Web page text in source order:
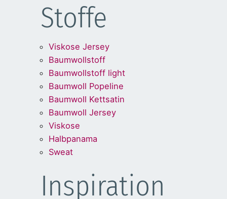
Stoffe
Viskose Jersey
Baumwollstoff
Baumwollstoff light
Baumwoll Popeline
Baumwoll Kettsatin
Baumwoll Jersey
Viskose
Halbpanama
Sweat
Inspiration